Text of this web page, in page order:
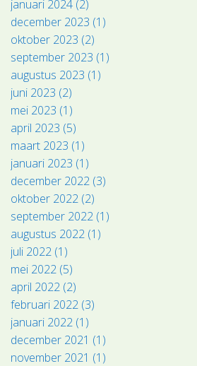
januari 2024 (2)
december 2023 (1)
oktober 2023 (2)
september 2023 (1)
augustus 2023 (1)
juni 2023 (2)
mei 2023 (1)
april 2023 (5)
maart 2023 (1)
januari 2023 (1)
december 2022 (3)
oktober 2022 (2)
september 2022 (1)
augustus 2022 (1)
juli 2022 (1)
mei 2022 (5)
april 2022 (2)
februari 2022 (3)
januari 2022 (1)
december 2021 (1)
november 2021 (1)